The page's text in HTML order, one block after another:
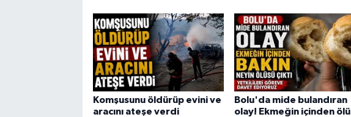
Komşusunu öldürüp evini ve
aracını ateşe verdi
Bolu'da mide bulandıran
olay! Ekmeğin içinden ölü